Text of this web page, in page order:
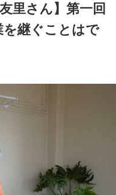
里さん】第一回
を継ぐことはで